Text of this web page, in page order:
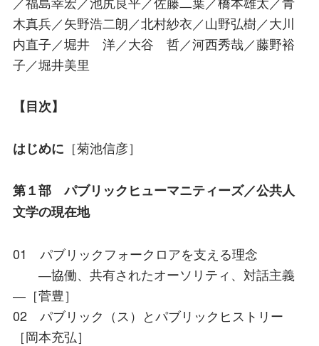
木真兵／矢野浩二朗／北村紗衣／山野弘樹／大川
内直子／堀井 洋／大谷 哲／河西秀哉／藤野裕
子／堀井美里
【目次】
はじめに ［菊池信彦］
第１部 パブリックヒューマニティーズ／公共人
文学の現在地
01 パブリックフォークロアを支える理念
―協働、共有されたオーソリティ、対話主義
―［菅豊］
02 パブリック（ス）とパブリックヒストリー
［岡本充弘］